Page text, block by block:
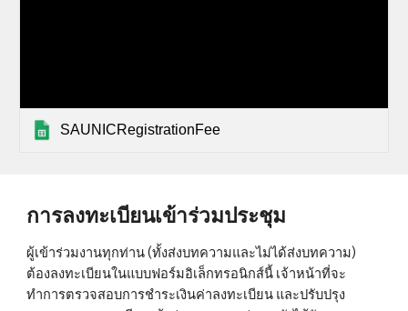
SAUNICRegistrationFee
การลงทะเบียนเข้าร่วมประชุม
ผู้เข้าร่วมงานทุกท่าน (ทั้งส่งบทความและไม่ได้ส่งบทความ)
ต้องลงทะเบียนในแบบฟอร์มอิเล็กทรอนิกส์นี้ เจ้าหน้าที่จะ
ทำการตรวจสอบการชำระเงินค่าลงทะเบียน และปรับปรุง